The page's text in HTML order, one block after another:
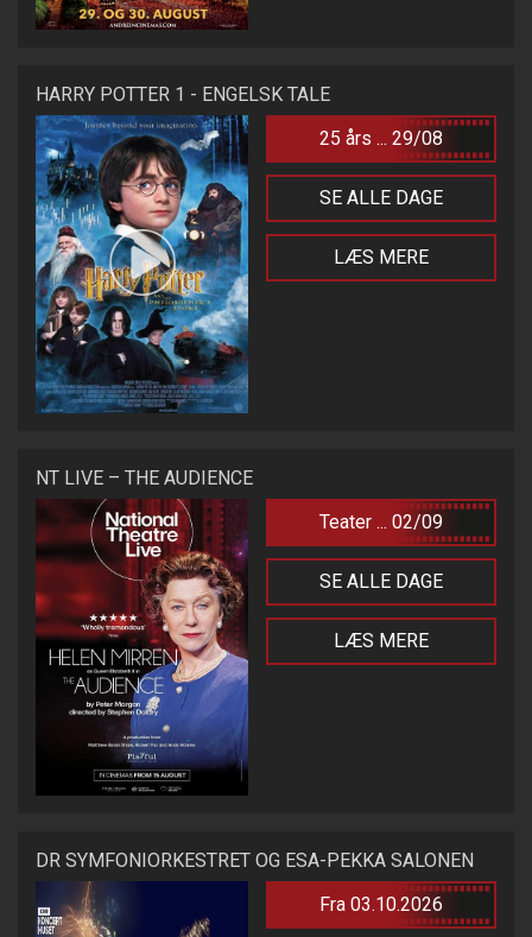
HARRY POTTER 1 - ENGELSK TALE
25 års ... 29/08
SE ALLE DAGE
LÆS MERE
NT LIVE – THE AUDIENCE
Teater ... 02/09
SE ALLE DAGE
LÆS MERE
DR SYMFONIORKESTRET OG ESA-PEKKA SALONEN
Fra 03.10.2026